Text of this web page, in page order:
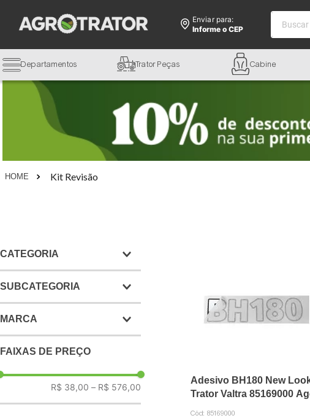
Enviar para:
Informe o CEP
Buscar
Departamentos Trator Peças Cabine
Kit Revisão
CATEGORIA
Óleos
Ar, óleo e combustível
SUBCATEGORIA
Reparos, buchas e anéis
Filtro de óleo
MARCA
MWM
FAIXAS DE PREÇO
R$ 38,00 – R$ 576,00
Adesivo BH180 New
Trator Valtra 85169000
Cód: 85169000